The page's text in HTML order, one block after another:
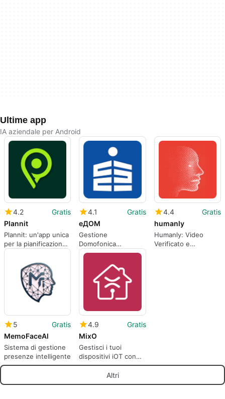
Ultime app
IA aziendale per Android
4.2
Gratis
Plannit
Plannit: un'app unica
per la pianificazione
quotidiana di routine
e abitudini
4.1
Gratis
еДОМ
Gestione
Domofonica
Semplificata con
4.4
Gratis
humanly
Humanly: Video
Verificato e
5
Gratis
MemoFaceAl
Sistema di gestione
presenze intelligente
4.9
Gratis
MixO
Gestisci i tuoi
dispositivi iOT con
MixO
Altri